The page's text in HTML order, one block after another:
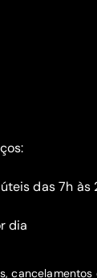
das 7h às
dia
cancelamentos